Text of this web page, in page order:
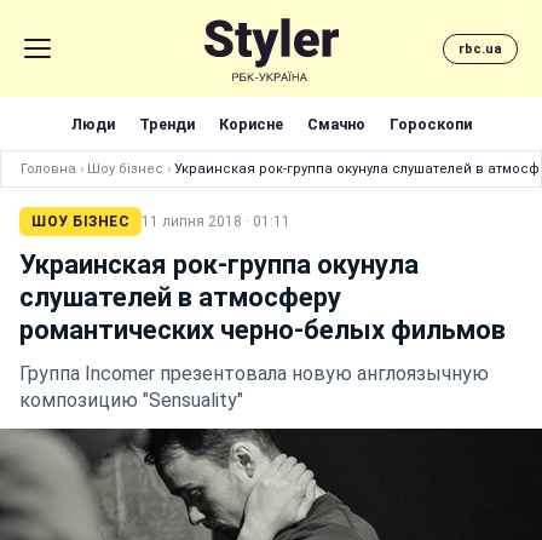
rbc.ua
Люди Тренди Корисне Смачно Гороскопи
Головна › Шоу бізнес › Украинская рок-группа окунула слушателей в
ШОУ БІЗНЕС 11 липня 2018 · 01:11
Украинская рок-группа окунула
слушателей в атмосферу
романтических черно-белых фильмов
Группа Incomer презентовала новую англоязычную
композицию "Sensuality"